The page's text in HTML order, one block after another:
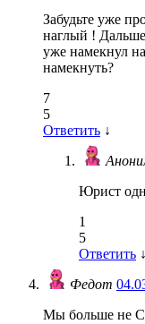
Забудьте уже
наглый ! Дальше
уже намекнул
намекнуть?
7
5
Ответить ↓
Юрист
1
5
Ответить ↓
Федот
Мы больше не